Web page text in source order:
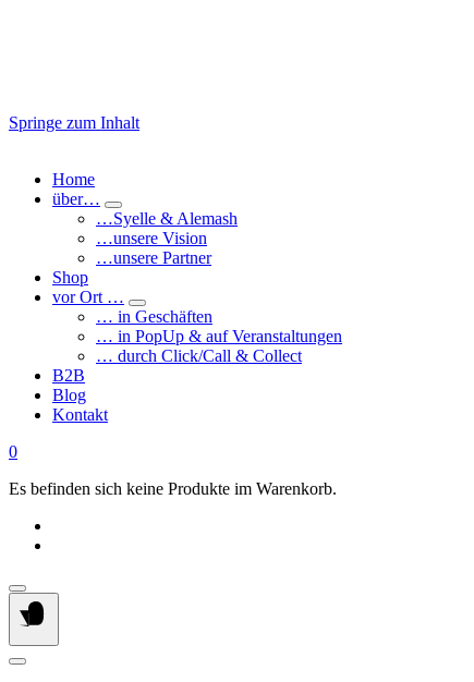
Springe zum Inhalt
Home
über…
…Syelle & Alemash
…unsere Vision
…unsere Partner
Shop
vor Ort …
… in Geschäften
… in PopUp & auf Veranstaltungen
… durch Click/Call & Collect
B2B
Blog
Kontakt
0
Es befinden sich keine Produkte im Warenkorb.